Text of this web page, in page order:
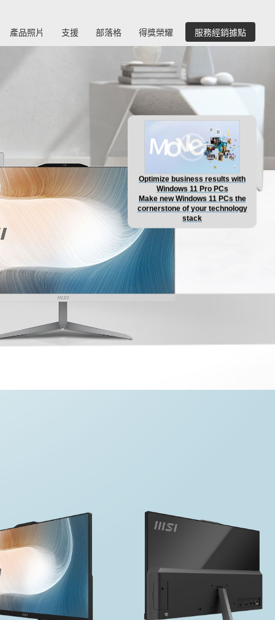
產品照片 支援 部落格 得獎榮耀 服務經銷據點
Optimize business results with
Windows 11 Pro PCs
Make new Windows 11 PCs the
cornerstone of your technology
stack